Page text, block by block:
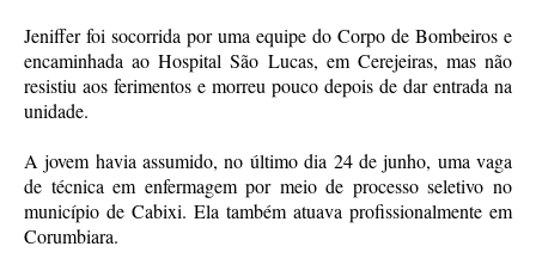
Jeniffer foi socorrida por uma equipe do Corpo de Bombeiros e
encaminhada ao Hospital São Lucas, em Cerejeiras, mas não
resistiu aos ferimentos e morreu pouco depois de dar entrada na
unidade.
A jovem havia assumido, no último dia 24 de junho, uma vaga
de técnica em enfermagem por meio de processo seletivo no
município de Cabixi. Ela também atuava profissionalmente em
Corumbiara.